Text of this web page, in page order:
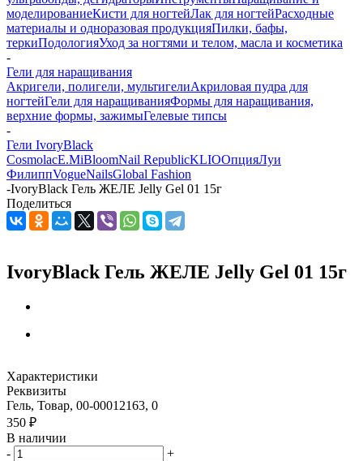
моделированиеКисти для ногтейЛак для ногтейРасходные
материалы и одноразовая продукцияПилки, бафы,
теркиПодологияУход за ногтями и телом, масла и косметика
-
Гели для наращивания
Акригели, полигели, мультигелиАкриловая пудра для
ногтейГели для наращиванияФормы для наращивания,
верхние формы, зажимыГелевые типсы
-
Гели IvoryBlack
CosmolacE.MiBloomNail RepublicKLIOОпцияЛуи
ФилиппVogueNailsGlobal Fashion
-IvoryBlack Гель ЖЕЛЕ Jelly Gel 01 15г
Поделиться
IvoryBlack Гель ЖЕЛЕ Jelly Gel 01 15г
Характеристики
Реквизиты
Гель, Товар, 00-00012163, 0
350 ₽
В наличии
-
+